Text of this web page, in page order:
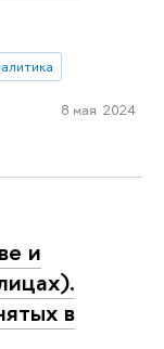
8 мая 2024
и
в